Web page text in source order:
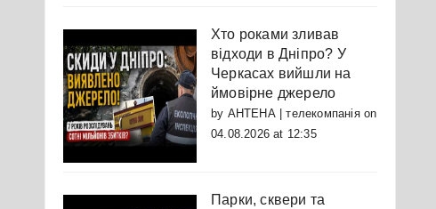
Хто роками зливав
відходи в Дніпро? У
Черкасах вийшли на
ймовірне джерело
by АНТЕНА | телекомпаніяon
04.08.2026 at 12:35
Парки, сквери та